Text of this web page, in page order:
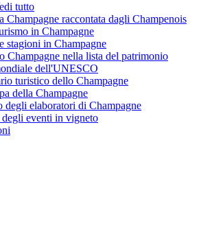
tutto
Champagne raccontata dagli Champenois
in Champagne
stagioni in Champagne
Champagne nella lista del patrimonio
dell'UNESCO
turistico dello Champagne
della Champagne
degli elaboratori di Champagne
degli eventi in vigneto